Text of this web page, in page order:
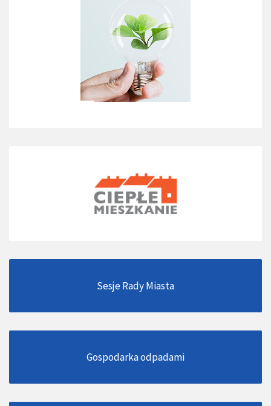
Sesje Rady Miasta
Gospodarka odpadami